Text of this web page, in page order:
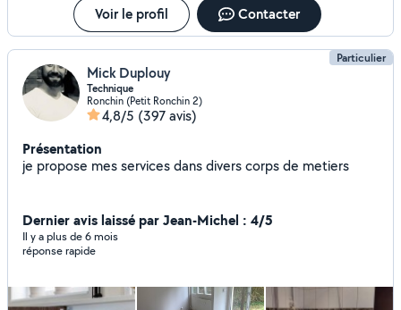
Voir le profil Contacter
Particulier
Mick Duplouy
Technique
Ronchin (Petit Ronchin 2)
4,8/5 (397 avis)
Présentation
je propose mes services dans divers corps de metiers
Dernier avis laissé par Jean-Michel : 4/5
Il y a plus de 6 mois
réponse rapide